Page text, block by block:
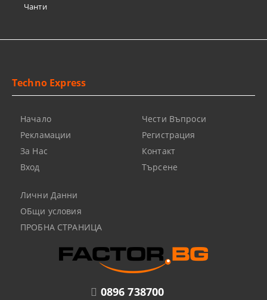
Чанти
0896 738700
Techno Express
Начало
Рекламации
За Нас
Вход
Чести Въпроси
Регистрация
Контакт
Търсене
Лични Данни
ОБщи условия
ПРОБНА СТРАНИЦА